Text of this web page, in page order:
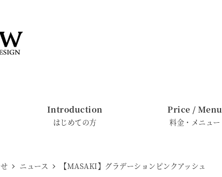
Introduction
はじめての方
Price / Menu
料金・メニュー
ニュース 【MASAKI】グラデーションピンクアッシュ